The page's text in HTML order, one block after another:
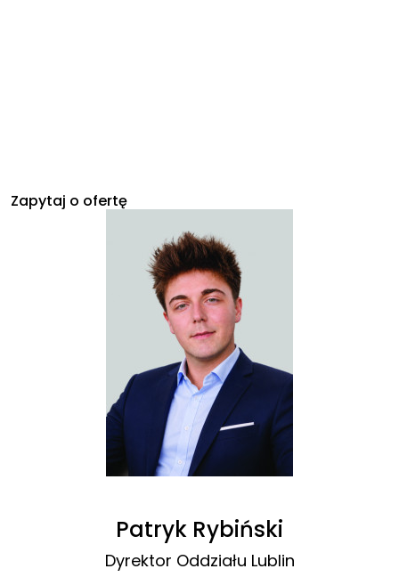
Zapytaj o ofertę
Patryk Rybiński
Dyrektor Oddziału Lublin